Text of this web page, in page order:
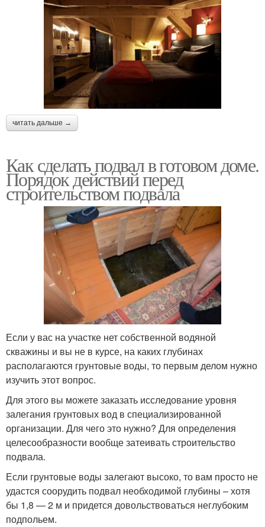
читать дальше →
Как сделать подвал в готовом доме.
Порядок действий перед
строительством подвала
Если у вас на участке нет собственной водяной
скважины и вы не в курсе, на каких глубинах
располагаются грунтовые воды, то первым делом нужно
изучить этот вопрос.
Для этого вы можете заказать исследование уровня
залегания грунтовых вод в специализированной
организации. Для чего это нужно? Для определения
целесообразности вообще затеивать строительство
подвала.
Если грунтовые воды залегают высоко, то вам просто не
удастся соорудить подвал необходимой глубины – хотя
бы 1,8 — 2 м и придется довольствоваться неглубоким
подпольем.